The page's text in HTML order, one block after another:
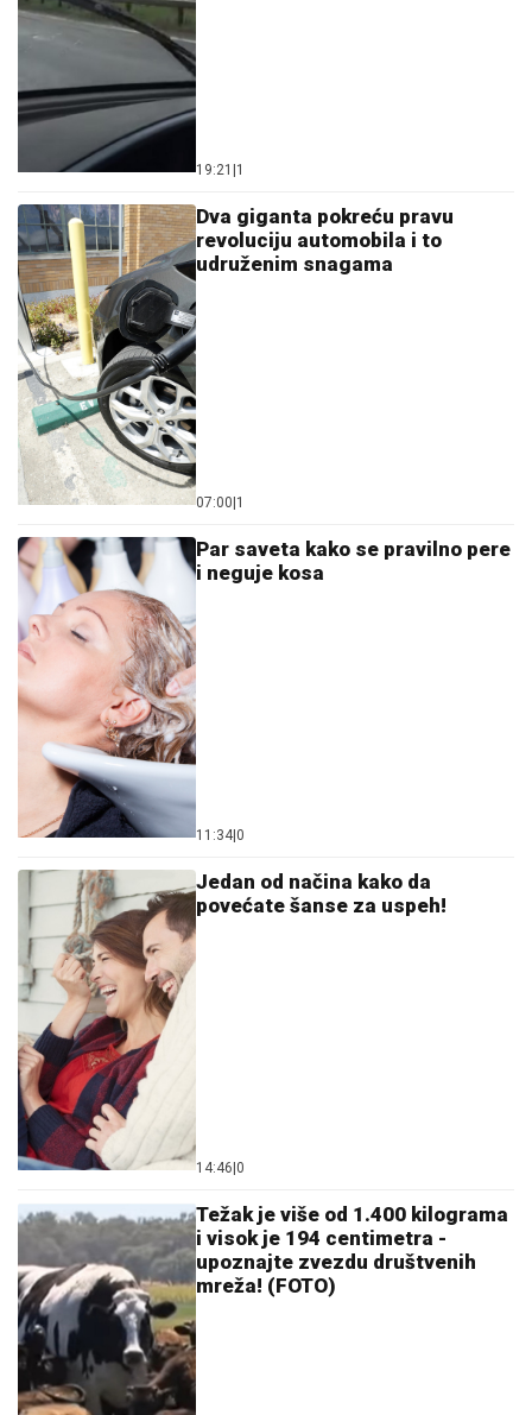
19:21 1
Dva giganta pokreću pravu
revoluciju automobila i to
udruženim snagama
07:00 1
Par saveta kako se pravilno pere
i neguje kosa
11:34 0
Jedan od načina kako da
povećate šanse za uspeh!
14:46 0
Težak je više od 1.400 kilograma
i visok je 194 centimetra -
upoznajte zvezdu društvenih
mreža! (FOTO)